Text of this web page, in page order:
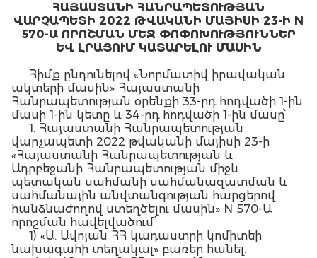
ՀԱՅԱՍՏԱՆԻ ՀԱՆՐԱՊԵՏՈՒԹՅԱՆ
ՎԱՐՉԱՊԵՏԻ 2022 ԹՎԱԿԱՆԻ ՄԱՅԻՍԻ 23-Ի N
570-Ա ՈՐՈՇՄԱՆ ՄԵՋ ՓՈՓՈԽՈՒԹՅՈՒՆՆԵՐ
ԵՎ ԼՐԱՑՈՒՄ ԿԱՏԱՐԵԼՈՒ ՄԱՍԻՆ
Հիմք ընդունելով «Նորմատիվ իրավական
ակտերի մասին» Հայաստանի
Հանրապետության օրենքի 33-րդ հոդվածի 1-ին
մասի 1-ին կետը և 34-րդ հոդվածի 1-ին մասը՝
1. Հայաստանի Հանրապետության
վարչապետի 2022 թվականի մայիսի 23-ի
«Հայաստանի Հանրապետության և
Ադրբեջանի Հանրապետության միջև
պետական սահմանի սահմանազատման և
սահմանային անվտանգության հարցերով
հանձնաժողով ստեղծելու մասին» N 570-Ա
որոշման հավելվածում՝
1) «Ա. Ավոյան ՀՀ կադաստրի կոմիտեի
նախագահի տեղակալ» բառեր հանել.